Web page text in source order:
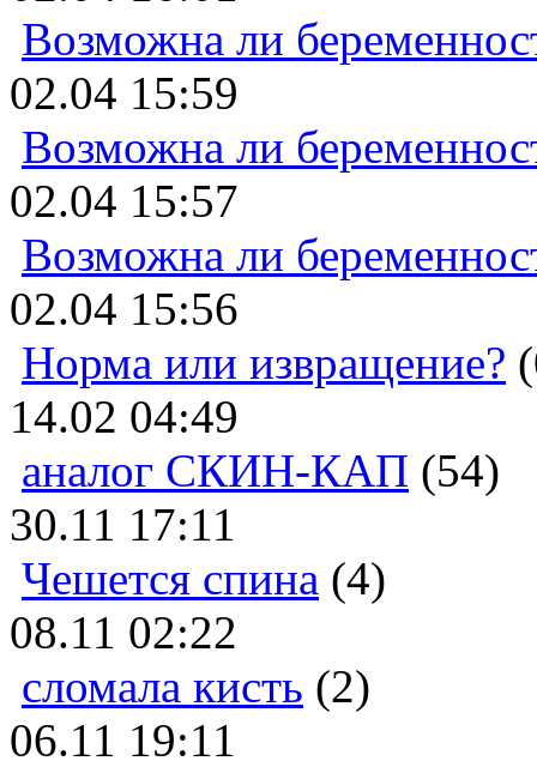
Возможна ли
02.04 15:59
Возможна ли
02.04 15:57
Возможна ли
02.04 15:56
Норма или извращение?
14.02 04:49
аналог СКИН-КАП (54)
30.11 17:11
Чешется спина (4)
08.11 02:22
сломала кисть (2)
06.11 19:11